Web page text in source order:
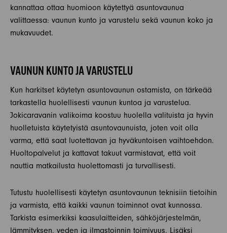
kannattaa ottaa huomioon käytettyä asuntovaunua
valittaessa: vaunun kunto ja varustelu sekä vaunun koko ja
mukavuudet.
VAUNUN KUNTO JA VARUSTELU
Kun harkitset käytetyn asuntovaunun ostamista, on tärkeää
tarkastella huolellisesti vaunun kuntoa ja varustelua.
Jokicaravanin valikoima koostuu huolella valituista ja hyvin
huolletuista käytetyistä asuntovaunuista, joten voit olla
varma, että saat luotettavan ja hyväkuntoisen vaihtoehdon.
Huoltopalvelut ja kattavat takuut varmistavat, että voit
nauttia matkailusta huolettomasti ja turvallisesti.
Tutustu huolellisesti käytetyn asuntovaunun teknisiin tietoihin
ja varmista, että kaikki vaunun toiminnot ovat kunnossa.
Tarkista esimerkiksi kaasulaitteiden, sähköjärjestelmän,
lämmityksen, veden ja ilmastoinnin toimivuus. Lisäksi